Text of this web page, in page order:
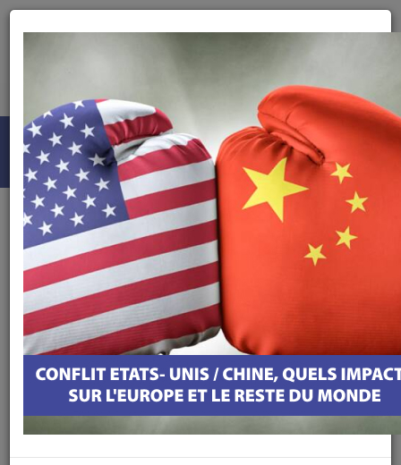
Flash Infos : JMJ, la
grève des policiers
se précise
05 JUIN 2023
ÉCOUTER LE PODCAST
Les chefs de la police envisagent un arrêt d’activité
pendant la JMJ.
Le ministre de l’Intérieur a exprimé son respect envers les
protestations annoncées par les forces de sécurité lors de